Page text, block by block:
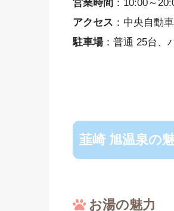
営業時間 ：10:00～
アクセス ：中央自動
駐車場：普通 25台、
韮崎 旭温泉の
お湯の魅力